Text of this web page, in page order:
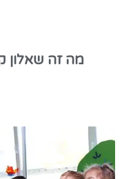
מה זה שאלון